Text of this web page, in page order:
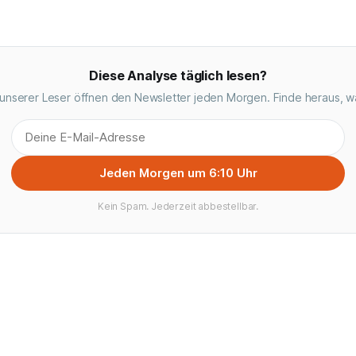
Diese Analyse täglich lesen?
Leser öffnen den Newsletter jeden Morgen. Finde heraus,
Jeden Morgen um 6:10 Uhr
Kein Spam. Jederzeit abbestellbar.